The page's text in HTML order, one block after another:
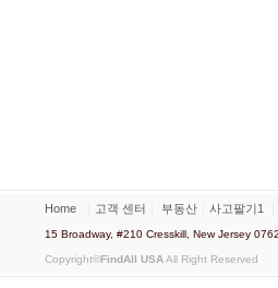
Home 고객 센터 부동산 사고팔기1
15 Broadway, #210 Cresskill, New Jersey
Copyright©FindAll USAAll Right Reserved